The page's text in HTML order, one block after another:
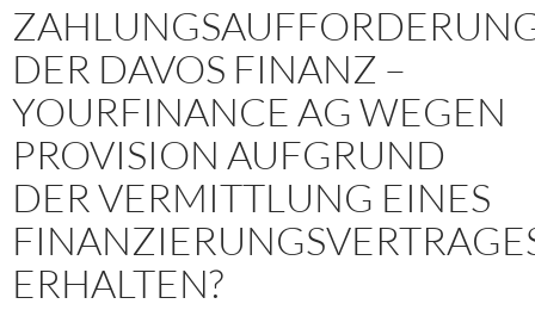
DER DAVOS FINANZ –
YOURFINANCE AG WEGEN
PROVISION AUFGRUND
DER VERMITTLUNG EINES
ERHALTEN?